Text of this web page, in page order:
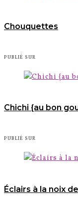
Chouquettes
PUBLIÉ SUR
Chichi {au bon
PUBLIÉ SUR
Éclairs à la noix